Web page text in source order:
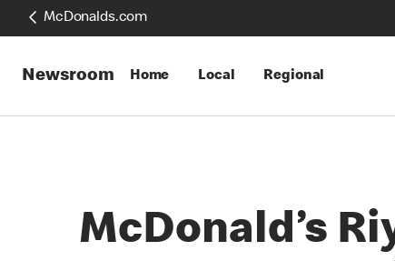
McDonalds.com
Newsroom Home Local Regional
McDonald’s